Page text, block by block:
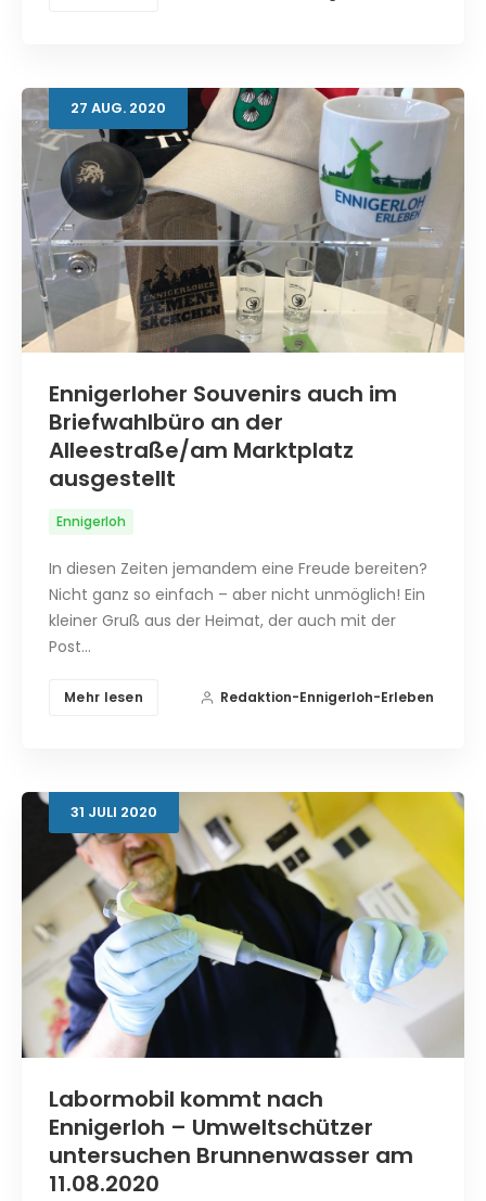
27 AUG. 2020
Ennigerloher Souvenirs auch im
Briefwahlbüro an der
Alleestraße/am Marktplatz
ausgestellt
Ennigerloh
In diesen Zeiten jemandem eine Freude bereiten?
Nicht ganz so einfach – aber nicht unmöglich! Ein
kleiner Gruß aus der Heimat, der auch mit der
Post…
Mehr lesen Redaktion-Ennigerloh-Erleben
31 JULI 2020
Labormobil kommt nach
Ennigerloh – Umweltschützer
untersuchen Brunnenwasser am
11.08.2020